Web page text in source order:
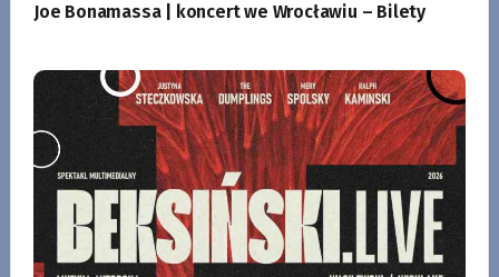
Joe Bonamassa | koncert we Wrocławiu – Bilety